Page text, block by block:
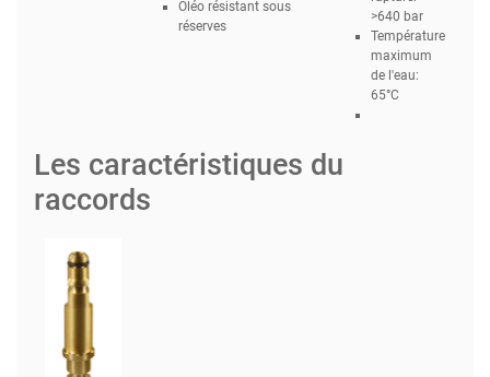
Oléo résistant sous
réserves
>640 bar
Température
maximum
de l'eau:
65°C
Les caractéristiques du
raccords